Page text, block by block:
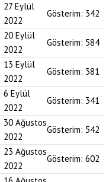
27 Eylül
2022
Gösterim: 342
20 Eylül
2022
Gösterim: 584
13 Eylül
2022
Gösterim: 381
6 Eylül
2022
Gösterim: 341
30 Ağustos
2022
Gösterim: 542
23 Ağustos
2022
Gösterim: 602